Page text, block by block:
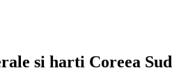
si harti Coreea Sud